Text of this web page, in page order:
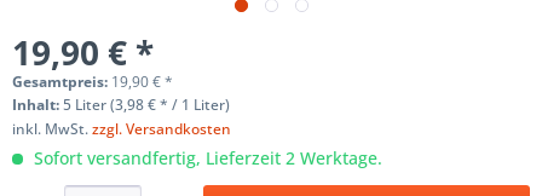
19,90 € *
Gesamtpreis: 19,90€*
Inhalt:5 Liter (3,98 € * / 1 Liter)
inkl. MwSt.zzgl. Versandkosten
Sofort versandfertig, Lieferzeit 2 Werktage.